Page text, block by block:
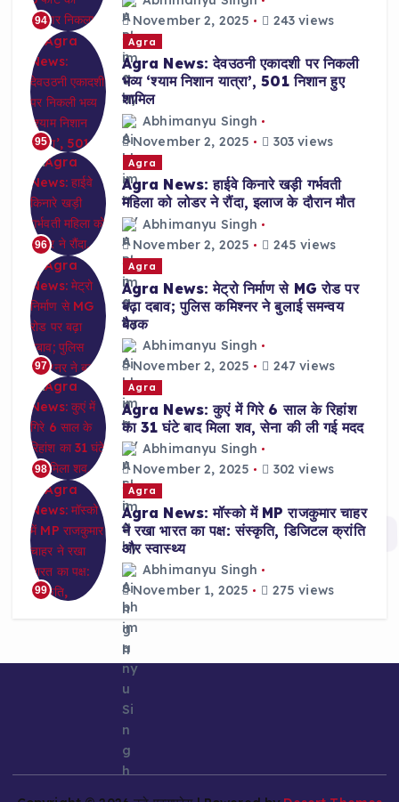
94
November 2, 2025
243 views
95
Agra
Agra News: देवउठनी एकादशी पर निकली
भव्य ‘श्याम निशान यात्रा’, 501 निशान हुए
शामिल
Abhimanyu Singh
November 2, 2025
303 views
96
Agra
Agra News: हाईवे किनारे खड़ी गर्भवती
महिला को लोडर ने रौंदा, इलाज के दौरान मौत
Abhimanyu Singh
November 2, 2025
245 views
97
Agra
Agra News: मेट्रो निर्माण से MG रोड पर
बढ़ा दबाव; पुलिस कमिश्नर ने बुलाई समन्वय
बैठक
Abhimanyu Singh
November 2, 2025
247 views
98
Agra
Agra News: कुएं में गिरे 6 साल के रिहांश
का 31 घंटे बाद मिला शव, सेना की ली गई मदद
Abhimanyu Singh
November 2, 2025
302 views
99
Agra
Agra News: मॉस्को में MP राजकुमार चाहर
ने रखा भारत का पक्ष: संस्कृति, डिजिटल क्रांति
और स्वास्थ्य
Abhimanyu Singh
November 1, 2025
275 views